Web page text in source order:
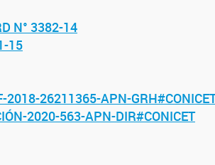
N° 3382-14
15
2018-26211365-APN-
2020-563-APN-DIR#CONICET